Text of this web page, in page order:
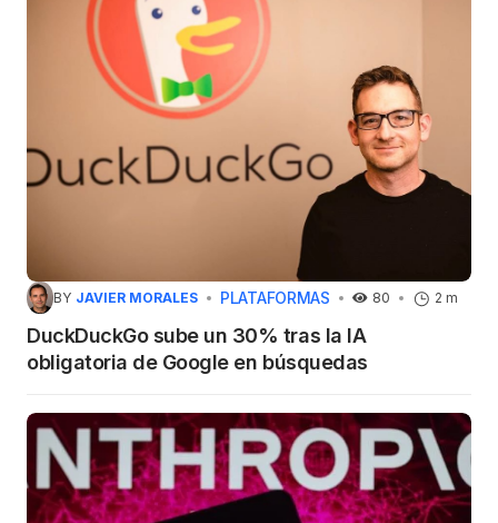
BY JAVIER MORALES PLATAFORMAS 80 2 m
DuckDuckGo sube un 30% tras la IA
obligatoria de Google en búsquedas